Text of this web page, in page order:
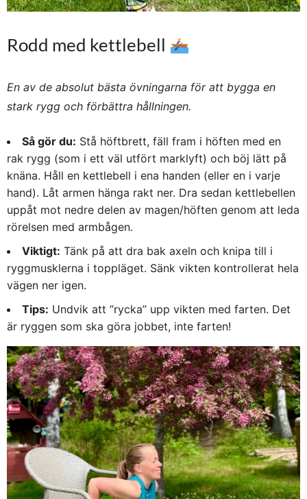
Rodd med kettlebell
En av de absolut bästa övningarna för att bygga en
stark rygg och förbättra hållningen.
Så gör du: Stå höftbrett, fäll fram i höften med en
rak rygg (som i ett väl utfört marklyft) och böj lätt på
knäna. Håll en kettlebell i ena handen (eller en i varje
hand). Låt armen hänga rakt ner. Dra sedan kettlebellen
uppåt mot nedre delen av magen/höften genom att leda
rörelsen med armbågen.
Viktigt: Tänk på att dra bak axeln och knipa till i
ryggmusklerna i toppläget. Sänk vikten kontrollerat hela
vägen ner igen.
Tips: Undvik att ”rycka” upp vikten med farten. Det
är ryggen som ska göra jobbet, inte farten!